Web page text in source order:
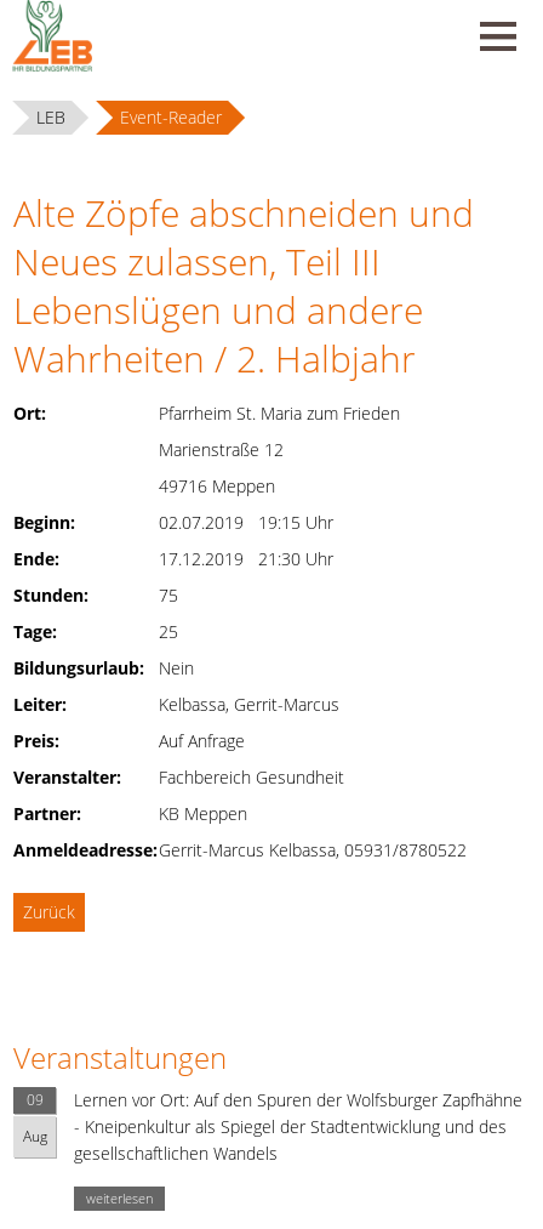
LEB Event-Reader
Alte Zöpfe abschneiden und
Neues zulassen, Teil III
Lebenslügen und andere
Wahrheiten / 2. Halbjahr
Ort:
Pfarrheim St. Maria zum Frieden
Marienstraße 12
49716 Meppen
Beginn:
02.07.2019 19:15 Uhr
Ende:
17.12.2019 21:30 Uhr
Stunden:
75
Tage:
25
Bildungsurlaub:
Nein
Leiter:
Kelbassa, Gerrit-Marcus
Preis:
Auf Anfrage
Veranstalter:
Fachbereich Gesundheit
Partner:
KB Meppen
Anmeldeadresse:Gerrit-Marcus Kelbassa, 05931/8780522
Zurück
Veranstaltungen
09
Aug
Lernen vor Ort: Auf den Spuren der Wolfsburger Zapfhähne
- Kneipenkultur als Spiegel der Stadtentwicklung und des
gesellschaftlichen Wandels
weiterlesen